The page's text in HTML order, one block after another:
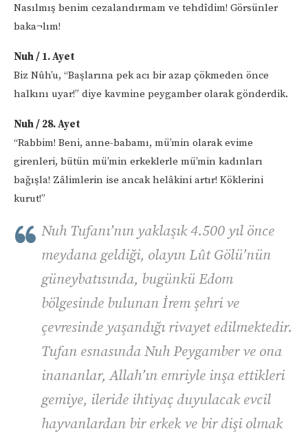
Nasılmış benim cezalandırmam ve tehdîdim! Görsünler
baka¬lım!
Nuh / 1. Ayet
Biz Nûh’u, “Başlarına pek acı bir azap çökmeden önce
halkını uyar!” diye kavmine peygamber olarak gönderdik.
Nuh / 28. Ayet
“Rabbim! Beni, anne-babamı, mü’min olarak evime
girenleri, bütün mü’min erkeklerle mü’min kadınları
bağışla! Zâlimlerin ise ancak helâkini artır! Köklerini
kurut!”
Nuh Tufanı’nın yaklaşık 4.500 yıl önce
meydana geldiği, olayın Lût Gölü’nün
güneybatısında, bugünkü Edom
bölgesinde bulunan İrem şehri ve
çevresinde yaşandığı rivayet edilmektedir.
Tufan esnasında Nuh Peygamber ve ona
inananlar, Allah’ın emriyle inşa ettikleri
gemiye, ileride ihtiyaç duyulacak evcil
hayvanlardan bir erkek ve bir dişi olmak